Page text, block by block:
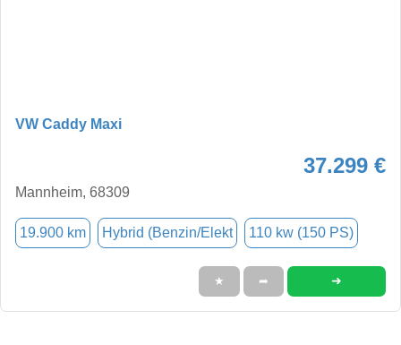
VW Caddy Maxi
37.299 €
Mannheim, 68309
19.900 km Hybrid (Benzin/Elekt 110 kw (150 PS)
★ ➦ ➜